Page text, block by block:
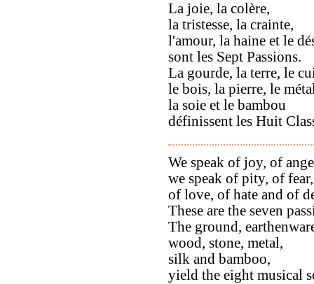
La joie, la colère,
la tristesse, la crainte,
l'amour, la haine et le
sont les Sept Passions.
La gourde, la terre, le
le bois, la pierre, le
la soie et le bambou
définissent les Huit
We speak of joy, of
we speak of pity, of fear,
of love, of hate and of
These are the seven
The ground,
wood, stone, metal,
silk and bamboo,
yield the eight musical